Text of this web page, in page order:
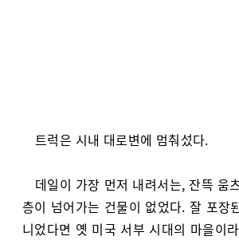
트럭은 시내 대로변에 멈춰섰다.
데일이 가장 먼저 내려서는, 잔뜩 움
층이 넘어가는 건물이 없었다. 잘 포장
니었다면 옛 미국 서부 시대의 마을이